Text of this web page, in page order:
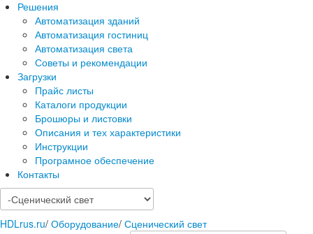
Решения
Автоматизация зданий
Автоматизация гостиниц
Автоматизация света
Советы и рекомендации
Загрузки
Прайс листы
Каталоги продукции
Брошюры и листовки
Описания и тех характеристики
Инструкции
Програмное обеспечение
Контакты
HDLrus.ru/ Оборудование/ Сценический свет